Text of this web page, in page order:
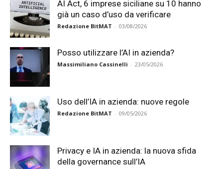
AI Act, 6 imprese siciliane su 10 hanno
già un caso d’uso da verificare
Redazione BitMAT - 03/08/2026
Posso utilizzare l’AI in azienda?
Massimiliano Cassinelli - 23/05/2026
Uso dell’IA in azienda: nuove regole
Redazione BitMAT - 09/05/2026
Privacy e IA in azienda: la nuova sfida
della governance sull’IA